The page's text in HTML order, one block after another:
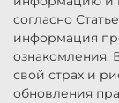
согласно
информация
ознакомления.
свой страх и
обновления